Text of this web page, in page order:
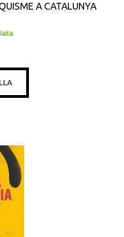
A CATALUNYA